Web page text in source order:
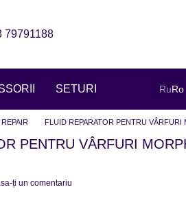
79791188
SETURI RuRo
REPAIR FLUID REPARATOR PENTRU VÂRFURI
PENTRU VÂRFURI
ți un comentariu